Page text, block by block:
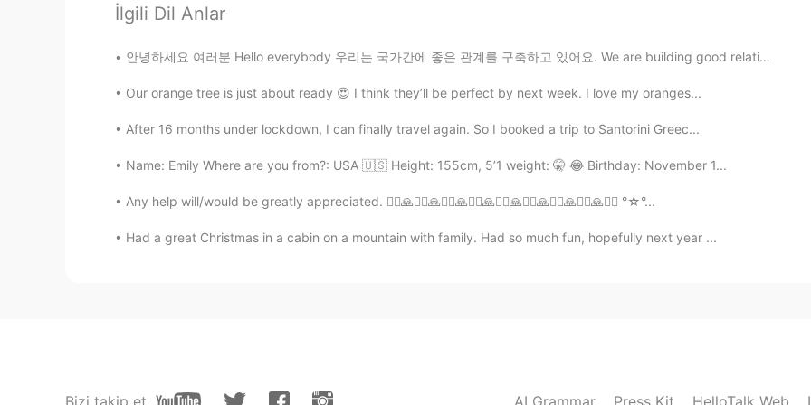
Aki
İlgili Dil Anlar
안녕하세요 여러분 Hello everybody 우리는 국가간에 좋은 관계를 구축하고 있어요. We are building good relationships between...
Our orange tree is just about ready 😍 I think they’ll be perfect by next week. I love my oranges...
After 16 months under lockdown, I can finally travel again. So I booked a trip to Santorini Greec...
Name: Emily Where are you from?: USA 🇺🇸 Height: 155cm, 5’1 weight: 🤫 😂 Birthday: November 1...
Any help will/would be greatly appreciated. 🙇‍♀️🙏🙇‍♀️🙏🙇‍♀️🙏🙇‍♀️🙏🙇‍♀️🙏🙇‍♀️🙏🙇‍♀️🙏🙇‍♀️🙏🙇‍♀️ °☆°...
Had a great Christmas in a cabin on a mountain with family. Had so much fun, hopefully next year ...
Bizi takip et AI Grammar Press Kit HelloTalk Web